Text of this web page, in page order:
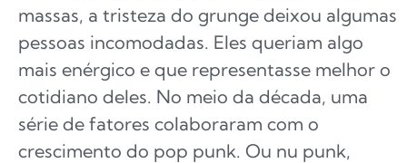
massas, a tristeza do grunge deixou algumas
pessoas incomodadas. Eles queriam algo
mais enérgico e que representasse melhor o
cotidiano deles. No meio da década, uma
série de fatores colaboraram com o
crescimento do pop punk. Ou nu punk,